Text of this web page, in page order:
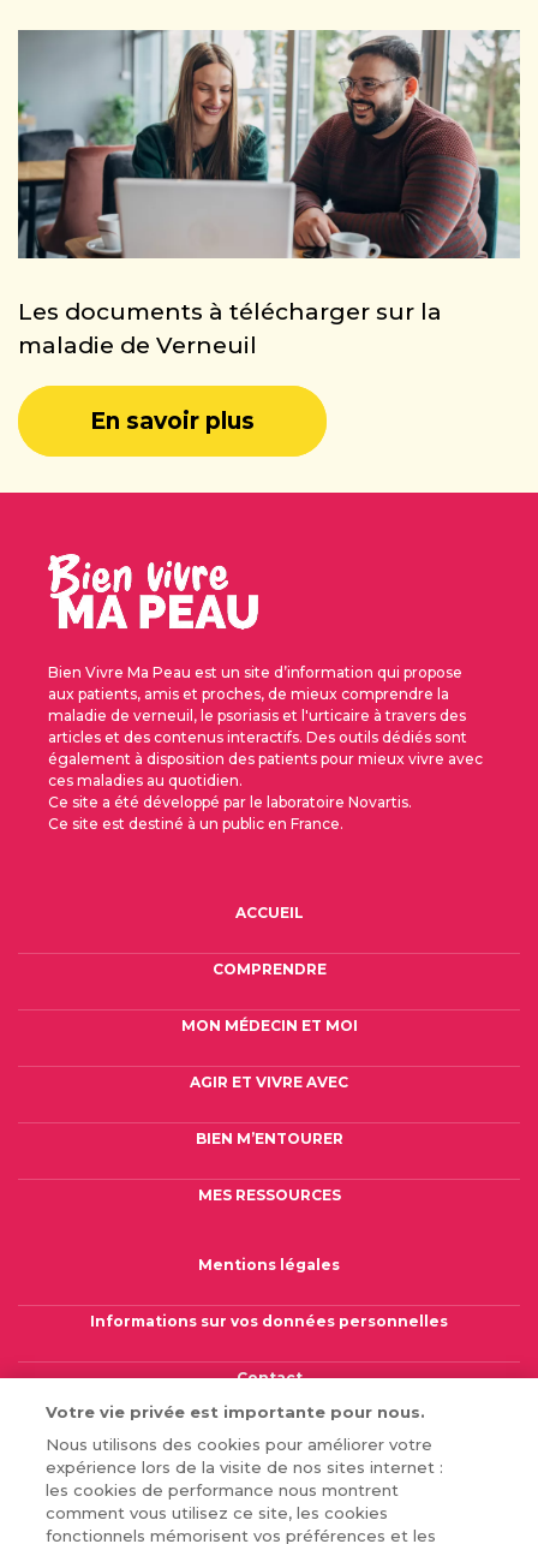
Les documents à télécharger sur la
maladie de Verneuil
En savoir plus
Bien Vivre Ma Peau est un site d’information qui propose
aux patients, amis et proches, de mieux comprendre la
maladie de verneuil, le psoriasis et l'urticaire à travers des
articles et des contenus interactifs. Des outils dédiés sont
également à disposition des patients pour mieux vivre avec
ces maladies au quotidien.
Ce site a été développé par le laboratoire Novartis.
Ce site est destiné à un public en France.
ACCUEIL
COMPRENDRE
MON MÉDECIN ET MOI
AGIR ET VIVRE AVEC
BIEN M’ENTOURER
MES RESSOURCES
Mentions légales
Informations sur vos données personnelles
Contact
Votre vie privée est importante pour nous.
Nous utilisons des cookies pour améliorer votre
expérience lors de la visite de nos sites internet :
les cookies de performance nous montrent
comment vous utilisez ce site, les cookies
fonctionnels mémorisent vos préférences et les